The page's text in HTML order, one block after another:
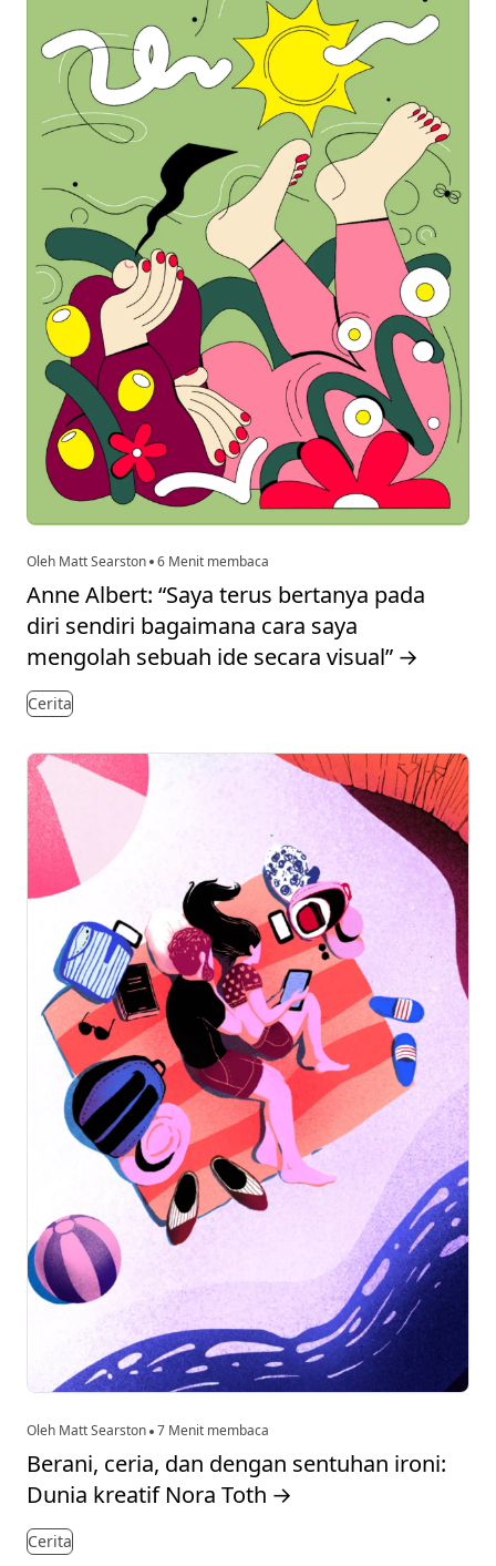
Oleh Matt Searston 6 Menit membaca
Anne Albert: “Saya terus bertanya pada
diri sendiri bagaimana cara saya
mengolah sebuah ide secara visual” →
Cerita
Oleh Matt Searston 7 Menit membaca
Berani, ceria, dan dengan sentuhan ironi:
Dunia kreatif Nora Toth →
Cerita